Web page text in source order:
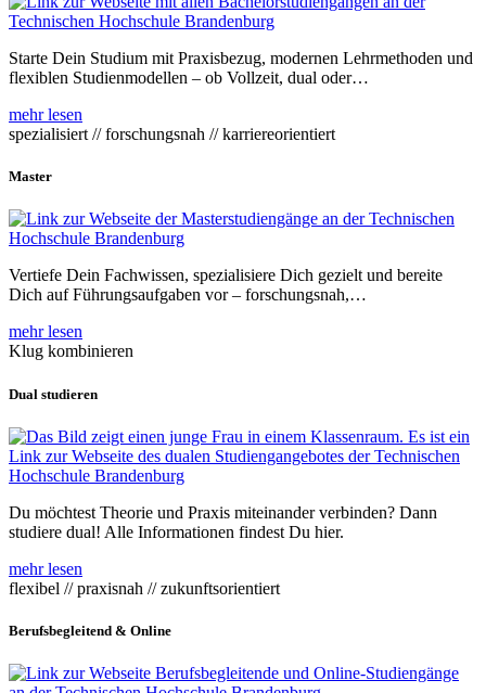
Starte Dein Studium mit Praxisbezug, modernen Lehrmethoden und
flexiblen Studienmodellen – ob Vollzeit, dual oder…
mehr lesen
spezialisiert // forschungsnah // karriereorientiert
Master
Vertiefe Dein Fachwissen, spezialisiere Dich gezielt und bereite
Dich auf Führungsaufgaben vor – forschungsnah,…
mehr lesen
Klug kombinieren
Dual studieren
Du möchtest Theorie und Praxis miteinander verbinden? Dann
studiere dual! Alle Informationen findest Du hier.
mehr lesen
flexibel // praxisnah // zukunftsorientiert
Berufsbegleitend & Online